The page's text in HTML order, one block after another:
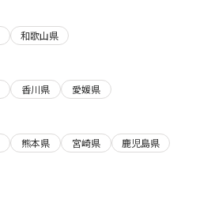
和歌山県
香川県
愛媛県
熊本県 宮崎県
鹿児島県